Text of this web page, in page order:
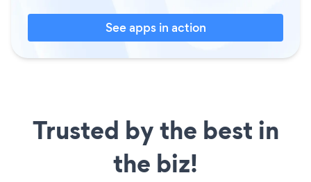
See apps in action
Trusted by the best in
the biz!